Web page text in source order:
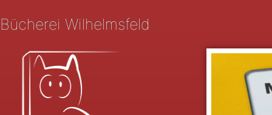
Bücherei Wilhelmsfeld